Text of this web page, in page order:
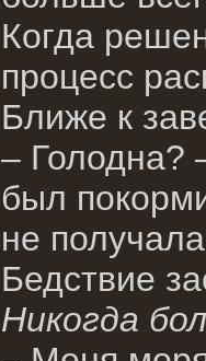
Когда
процесс
Ближе к
– Голодна?
был
не
Бедствие
Никогда